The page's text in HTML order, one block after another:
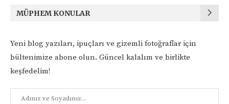
MÜPHEM KONULAR
Yeni blog yazıları, ipuçları ve gizemli fotoğraflar için
bültenimize abone olun. Güncel kalalım ve birlikte
keşfedelim!